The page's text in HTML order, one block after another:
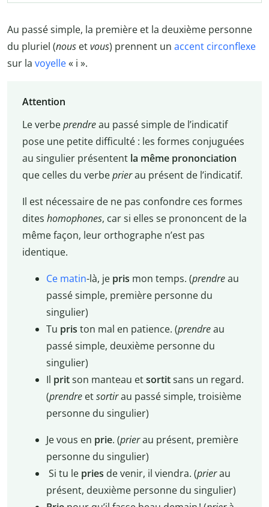
Au passé simple, la première et la deuxième personne
du pluriel (nous etvous) prennent un accent circonflexe
sur la voyelle« i ».
Attention
Le verbeprendreau passé simple de l’indicatif
pose une petite difficulté : les formes conjuguées
au singulier présentent la même prononciation
que celles du verbeprierau présent de l’indicatif.
Il est nécessaire de ne pas confondre ces formes
dites homophones, car si elles se prononcent de la
même façon, leur orthographe n’est pas
identique.
Ce matin-là, je pris mon temps. (prendreau
passé simple, première personne du
singulier)
Tu pris ton mal en patience. (prendreau
passé simple, deuxième personne du
singulier)
Il pritson manteau etsortitsans un regard.
(prendreetsortirau passé simple, troisième
personne du singulier)
Je vous en prie. (prierau présent, première
personne du singulier)
Si tu le pries de venir, il viendra. (prierau
présent, deuxième personne du singulier)